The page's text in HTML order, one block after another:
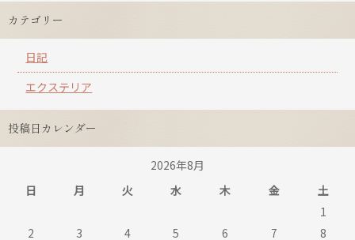
カテゴリー
日記
エクステリア
投稿日カレンダー
2026年8月
日
月 火 水 木 金
土
1
2
3 4 5 6 7 8